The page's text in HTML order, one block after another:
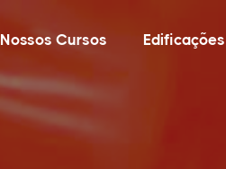
Nossos Cursos Edificações